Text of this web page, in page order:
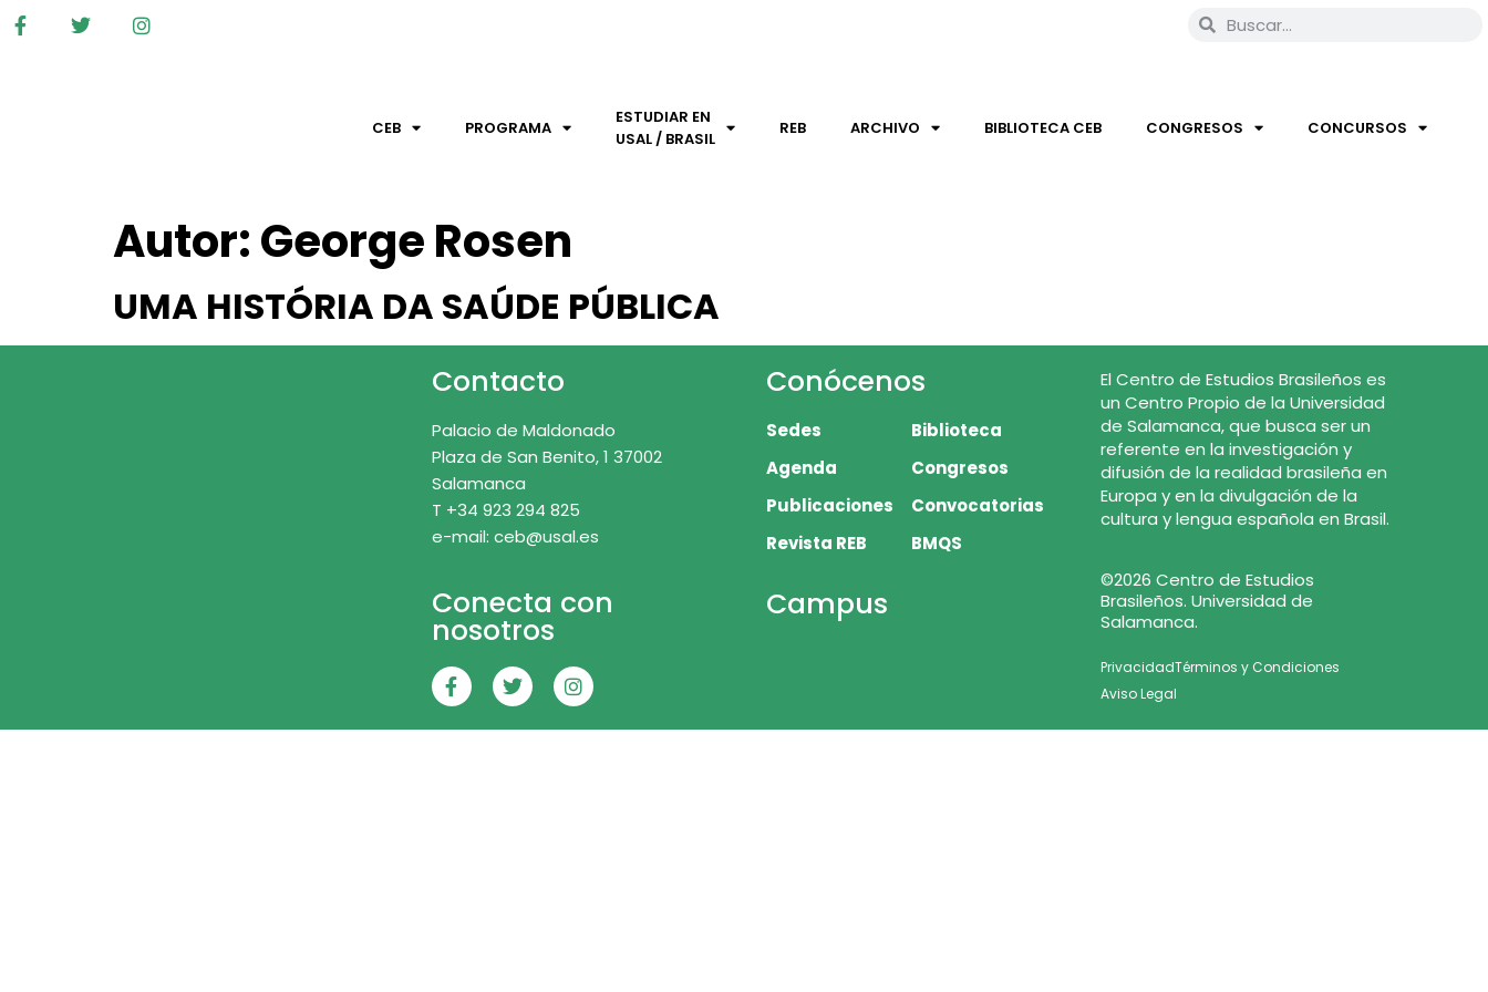
CEB PROGRAMA
ESTUDIAR EN
USAL / BRASIL
REB ARCHIVO BIBLIOTECA CEB CONGRESOS CONCURSOS
Autor:George Rosen
UMA HISTÓRIA DA SAÚDE PÚBLICA
Contacto
Palacio de Maldonado
Plaza de San Benito, 1 37002
Salamanca
T +34 923 294 825
e-mail: ceb@usal.es
Conecta con
nosotros
Conócenos
Sedes
Agenda
Publicaciones
Revista REB
Biblioteca
Congresos
Convocatorias
BMQS
Campus
El Centro de Estudios Brasileños es
un Centro Propio de la Universidad
de Salamanca, que busca ser un
referente en la investigación y
difusión de la realidad brasileña en
Europa y en la divulgación de la
cultura y lengua española en Brasil.
©2026 Centro de Estudios
Brasileños. Universidad de
Salamanca.
PrivacidadTérminos y Condiciones
Aviso Legal